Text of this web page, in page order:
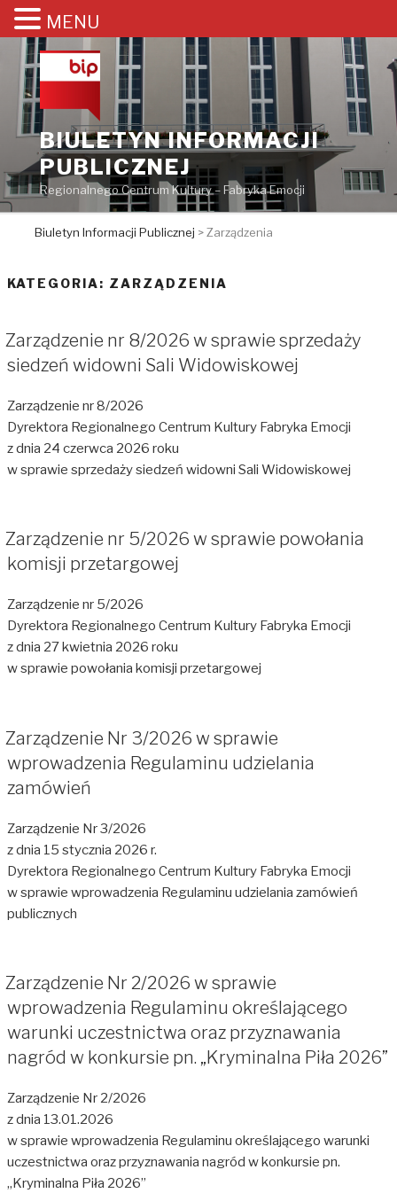
Przejdź
treści
BIULETYN INFORMACJI
PUBLICZNEJ
Regionalnego Centrum Kultury – Fabryka Emocji
Biuletyn Informacji Publicznej >Zarządzenia
KATEGORIA: ZARZĄDZENIA
Zarządzenie nr 8/2026 w sprawie sprzedaży
siedzeń widowni Sali Widowiskowej
Zarządzenie nr 8/2026
Dyrektora Regionalnego Centrum Kultury Fabryka Emocji
z dnia 24 czerwca 2026 roku
w sprawie sprzedaży siedzeń widowni Sali Widowiskowej
Zarządzenie nr 5/2026 w sprawie powołania
komisji przetargowej
Zarządzenie nr 5/2026
Dyrektora Regionalnego Centrum Kultury Fabryka Emocji
z dnia 27 kwietnia 2026 roku
w sprawie powołania komisji przetargowej
Zarządzenie Nr 3/2026 w sprawie
wprowadzenia Regulaminu udzielania
zamówień
Zarządzenie Nr 3/2026
z dnia 15 stycznia 2026 r.
Dyrektora Regionalnego Centrum Kultury Fabryka Emocji
w sprawie wprowadzenia Regulaminu udzielania zamówień
publicznych
Zarządzenie Nr 2/2026 w sprawie
wprowadzenia Regulaminu określającego
warunki uczestnictwa oraz przyznawania
nagród w konkursie pn. „Kryminalna Piła 2026”
Zarządzenie Nr 2/2026
z dnia 13.01.2026
w sprawie wprowadzenia Regulaminu określającego warunki
uczestnictwa oraz przyznawania nagród w konkursie pn.
„Kryminalna Piła 2026”
MENU